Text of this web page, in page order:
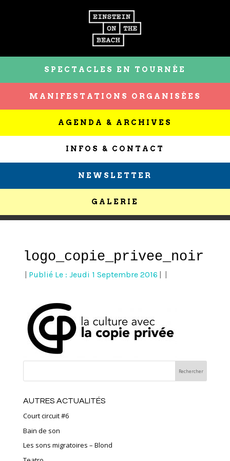
SPECTACLES EN TOURNÉE
MANIFESTATIONS ORGANISÉES
AGENDA & ARCHIVES
INFOS & CONTACT
NEWSLETTER
GALERIE
logo_copie_privee_noir
Publié Le : Jeudi 1 Septembre 2016
AUTRES ACTUALITÉS
Court circuit #6
Bain de son
Les sons migratoires – Blond